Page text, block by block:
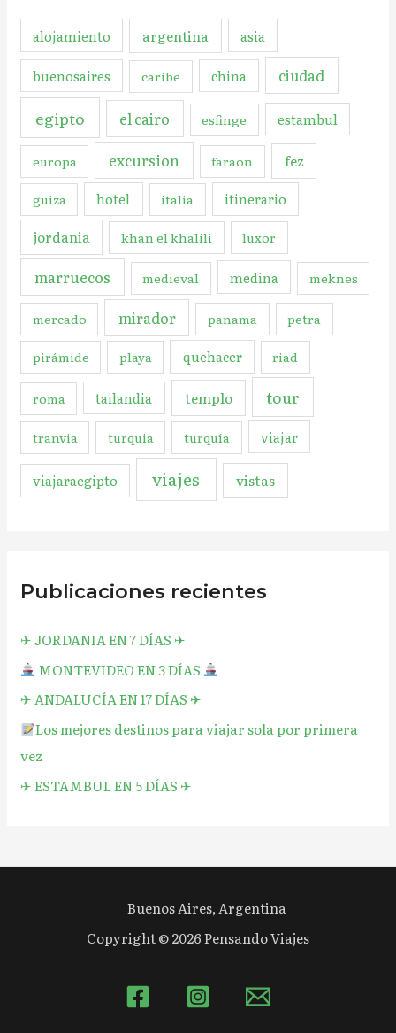
alojamiento argentina asia
buenosaires caribe china ciudad
egipto el cairo esfinge estambul
europa excursion faraon fez
guiza hotel italia itinerario
jordania khan el khalili luxor
marruecos medieval medina meknes
mercado mirador panama petra
pirámide playa quehacer riad
roma tailandia templo tour
tranvia turquia turquía viajar
viajaraegipto viajes vistas
Publicaciones recientes
✈︎ JORDANIA EN 7 DÍAS ✈︎
MONTEVIDEO EN 3 DÍAS
✈︎ ANDALUCÍA EN 17 DÍAS ✈︎
Los mejores destinos para viajar sola por primera
vez
✈︎ ESTAMBUL EN 5 DÍAS ✈︎
Buenos Aires, Argentina
Copyright © 2026 Pensando Viajes